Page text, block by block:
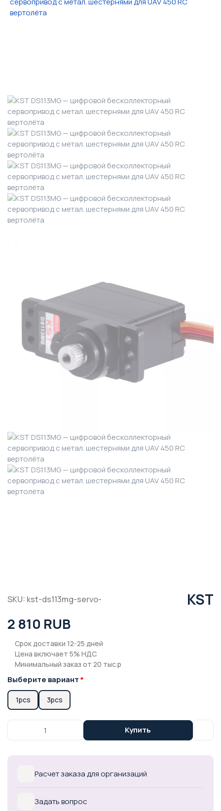
SKU: kst-ds113mg-servo- KST
2 810 RUB
Срок доставки 12-25 дней
Цена включает 5% НДС
Минимальный заказ от 20 тыс.р
Выберите вариант
1pcs 3pcs
Купить
Расчет заказа для организаций
Задать вопрос